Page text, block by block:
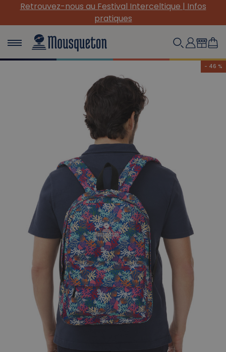
Retrouvez-nous au Festival Interceltique | Infos
pratiques
- 46 %